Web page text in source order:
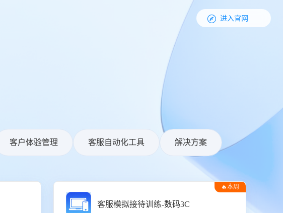
 进入官网
客户体验管理 客服自动化工具 解决方案
🔥本周
客服模拟接待训练-数码3C